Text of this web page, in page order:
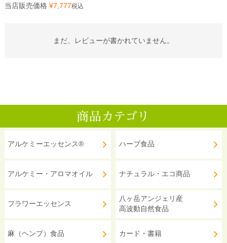
当店販売価格 ¥7,777税込
まだ、レビューが書かれていません。
アルケミーエッセンス®
アルケミー・アロマオイル
フラワーエッセンス
麻（ヘンプ）食品
ハーブ食品
ナチュラル・エコ商品
八ヶ岳アンジェリ産
高波動自然食品
カード・書籍